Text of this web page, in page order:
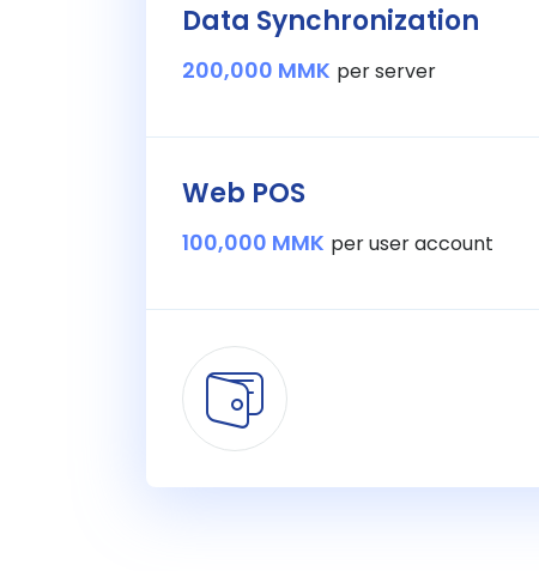
Data Synchronization
200,000 MMK per server
Web POS
100,000 MMK per user account